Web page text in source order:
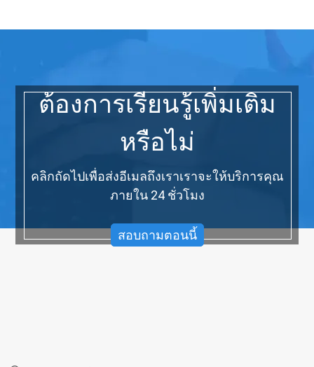
ต้องการเรียนรู้เพิ่มเติม
หรือไม่
คลิกถัดไปเพื่อส่งอีเมลถึงเราเราจะให้บริการคุณ
ภายใน 24 ชั่วโมง
สอบถามตอนนี้